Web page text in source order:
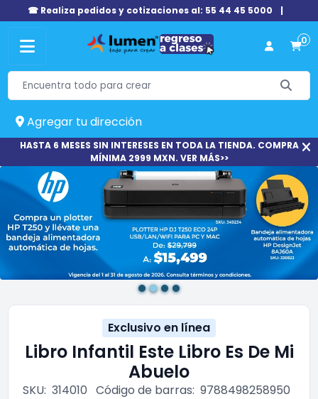
☎ Realiza pedidos y cotizaciones al: 55 44 45 5000 |
0
Agregar tu dirección
HASTA 6 MESES SIN INTERESES EN TODA LA TIENDA. COMPRA
MÍNIMA 2999 MXN. VER MÁS>>
Exclusivo en línea
Libro Infantil Este Libro Es De Mi
Abuelo
SKU: 314010 Código de barras: 9788498258950